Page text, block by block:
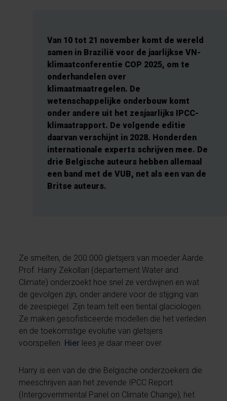
Van 10 tot 21 november komt de wereld
samen in Brazilië voor de jaarlijkse VN-
klimaatconferentie COP 2025, om te
onderhandelen over
klimaatmaatregelen. De
wetenschappelijke onderbouw komt
onder andere uit het zesjaarlijks IPCC-
klimaatrapport. De volgende editie
daarvan verschijnt in 2028. Honderden
internationale experts schrijven mee. De
drie Belgische auteurs hebben allemaal
een band met de VUB, net als een van de
Britse auteurs.
Ze smelten, de 200.000 gletsjers van moeder Aarde.
Prof. Harry Zekollari (departement Water and
Climate) onderzoekt hoe snel ze verdwijnen en wat
de gevolgen zijn, onder andere voor de stijging van
de zeespiegel. Zijn team telt een tiental glaciologen.
Ze maken gesofisticeerde modellen die het verleden
en de toekomstige evolutie van gletsjers
voorspellen. Hier lees je daar meer over.
Harry is een van de drie Belgische onderzoekers die
meeschrijven aan het zevende IPCC Report
(Intergovernmental Panel on Climate Change), het